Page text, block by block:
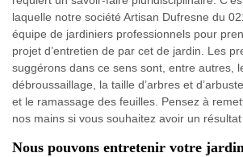
laquelle notre société Artisan Dufresne du
équipe de jardiniers professionnels pour
projet d’entretien de par cet de jardin. Les
suggérons dans ce sens sont, entre autres,
débroussaillage, la taille d’arbres et
et le ramassage des feuilles. Pensez à
nos mains si vous souhaitez avoir un
Nous pouvons entretenir votre